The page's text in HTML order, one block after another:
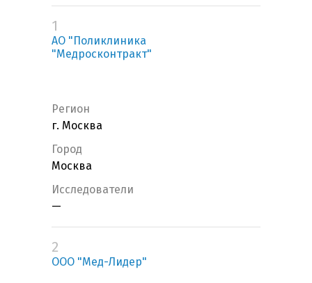
1
АО "Поликлиника
"Медросконтракт"
Регион
г. Москва
Город
Москва
Исследователи
—
2
ООО "Мед-Лидер"